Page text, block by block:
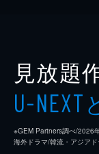
見放題
U-NEXT
※GEM Partners調べ/2026
海外ドラマ/韓流・アジア